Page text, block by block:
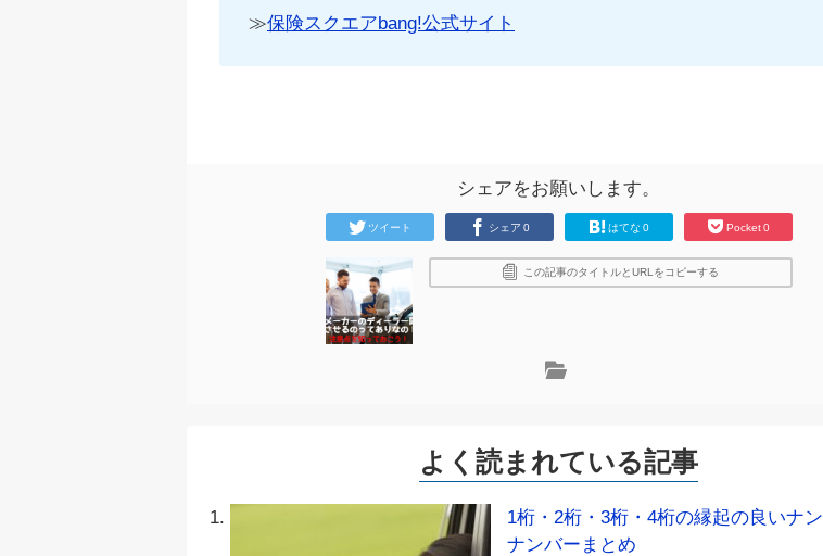
≫保険スクエアbang!公式サイト
シェアをお願いします。
ツイート シェア 0 はてな 0 Pocket 0
この記事のタイトルとURLをコピーする
よく読まれている記事
1桁・2桁・3桁・4桁の縁起の良いナ
ナンバーまとめ